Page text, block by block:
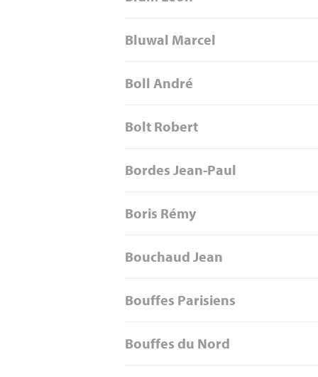
Bluwal Marcel
Boll André
Bolt Robert
Bordes Jean-Paul
Boris Rémy
Bouchaud Jean
Bouffes Parisiens
Bouffes du Nord